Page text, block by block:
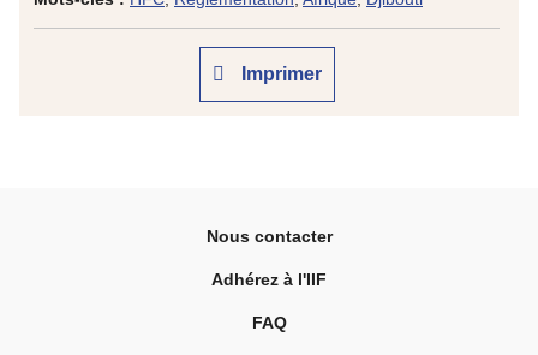
Imprimer
Nous contacter
Adhérez à l'IIF
FAQ